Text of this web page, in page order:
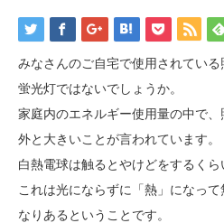
みなさんのご自宅で使用されてい
蛍光灯ではないでしょうか。
家庭内のエネルギー使用量の中で
外と大きいことが言われています。
白熱電球は触るとやけどをするくら
これは光にならずに「熱」になっ
なりあるということです。